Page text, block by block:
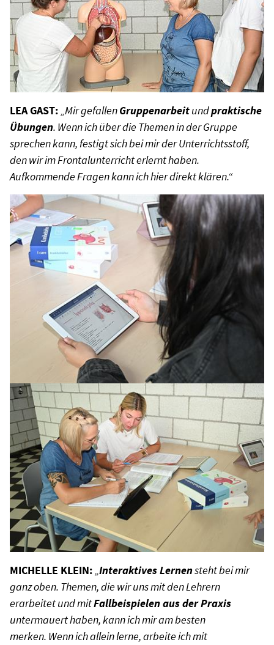
LEA GAST:„Mir gefallenGruppenarbeitundpraktische
Übungen. Wenn ich über die Themen in der Gruppe
sprechen kann, festigt sich bei mir der Unterrichtsstoff,
den wir im Frontalunterricht erlernt haben.
Aufkommende Fragen kann ich hier direkt klären.“
MICHELLE KLEIN:„Interaktives Lernensteht bei mir
ganz oben. Themen, die wir uns mit den Lehrern
erarbeitet und mitFallbeispielen aus der Praxis
untermauert haben, kann ich mir am besten
merken. Wenn ich allein lerne, arbeite ich mit